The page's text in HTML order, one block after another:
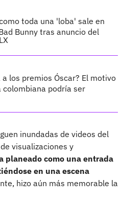
toda una 'loba' sale en
Bunny tras anuncio del
a los premios Óscar? El motivo
colombiana podría ser
inundadas de videos del
visualizaciones y
planeado como una entrada
en una escena
hizo aún más memorable la